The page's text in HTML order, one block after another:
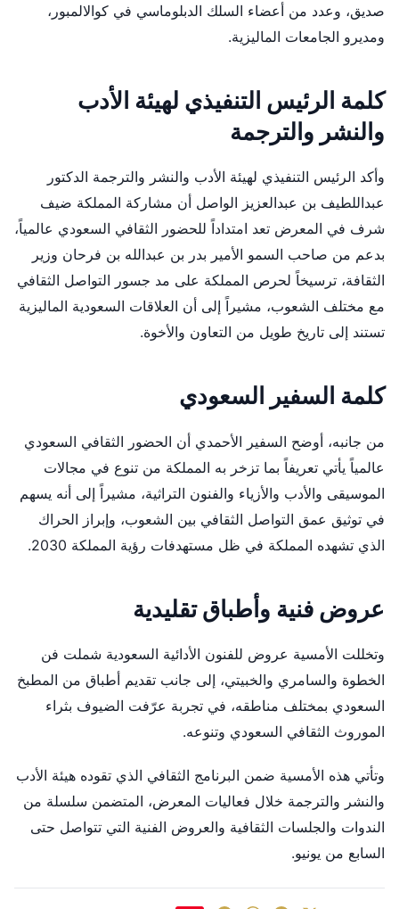
صديق، وعدد من أعضاء السلك الدبلوماسي في كوالالمبور،
ومديرو الجامعات الماليزية.
كلمة الرئيس التنفيذي لهيئة الأدب
والنشر والترجمة
وأكد الرئيس التنفيذي لهيئة الأدب والنشر والترجمة الدكتور
عبداللطيف بن عبدالعزيز الواصل أن مشاركة المملكة ضيف
شرف في المعرض تعد امتداداً للحضور الثقافي السعودي عالمياً،
بدعم من صاحب السمو الأمير بدر بن عبدالله بن فرحان وزير
الثقافة، ترسيخاً لحرص المملكة على مد جسور التواصل الثقافي
مع مختلف الشعوب، مشيراً إلى أن العلاقات السعودية الماليزية
تستند إلى تاريخ طويل من التعاون والأخوة.
كلمة السفير السعودي
من جانبه، أوضح السفير الأحمدي أن الحضور الثقافي السعودي
عالمياً يأتي تعريفاً بما تزخر به المملكة من تنوع في مجالات
الموسيقى والأدب والأزياء والفنون التراثية، مشيراً إلى أنه يسهم
في توثيق عمق التواصل الثقافي بين الشعوب، وإبراز الحراك
الذي تشهده المملكة في ظل مستهدفات رؤية المملكة 2030.
عروض فنية وأطباق تقليدية
وتخللت الأمسية عروض للفنون الأدائية السعودية شملت فن
الخطوة والسامري والخبيتي، إلى جانب تقديم أطباق من المطبخ
السعودي بمختلف مناطقه، في تجربة عرّفت الضيوف بثراء
الموروث الثقافي السعودي وتنوعه.
وتأتي هذه الأمسية ضمن البرنامج الثقافي الذي تقوده هيئة الأدب
والنشر والترجمة خلال فعاليات المعرض، المتضمن سلسلة من
الندوات والجلسات الثقافية والعروض الفنية التي تتواصل حتى
السابع من يونيو.